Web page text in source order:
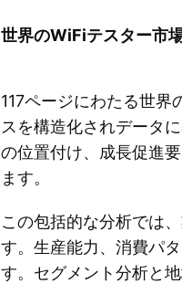
世界のWiFiテスター市
117ページにわたる世
スを構造化されデータ
の位置付け、成長促進
ます。
この包括的な分析では
す。生産能力、消費パ
す。セグメント分析と